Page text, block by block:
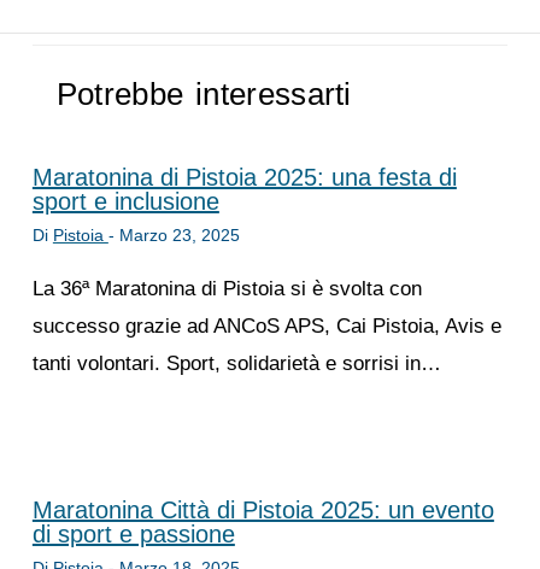
Potrebbe interessarti
Maratonina di Pistoia 2025: una festa di
sport e inclusione
Di Pistoia - Marzo 23, 2025
La 36ª Maratonina di Pistoia si è svolta con
successo grazie ad ANCoS APS, Cai Pistoia, Avis e
tanti volontari. Sport, solidarietà e sorrisi in…
Maratonina Città di Pistoia 2025: un evento
di sport e passione